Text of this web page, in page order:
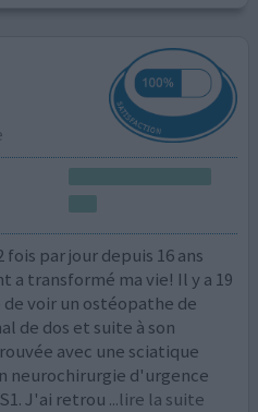
fois par jour depuis 16 ans
a transformé ma vie! Il y a 19
de voir un ostéopathe de
de dos et suite à son
avec une sciatique
neurochirurgie d'urgence
J'ai retrou ...lire la suite